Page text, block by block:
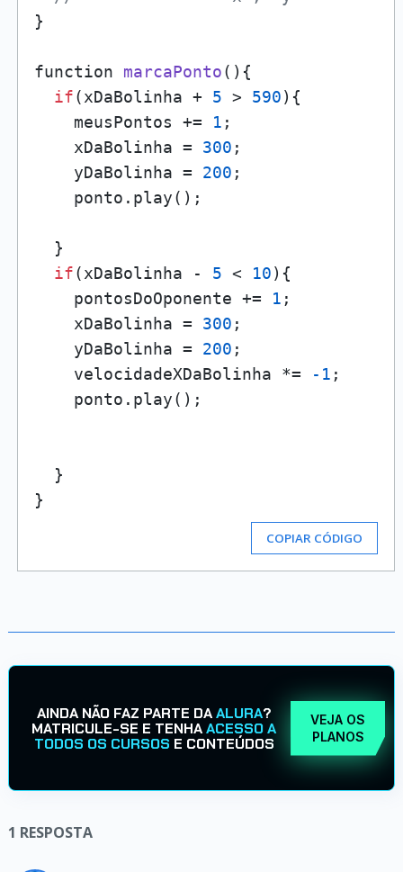
}
function marcaPonto() {
if(xDaBolinha + 5 > 590){
    meusPontos +=
1 ;
    xDaBolinha =
300 ;
    yDaBolinha =
200 ;
    ponto.play();
  }
if(xDaBolinha - 5 < 10){
    pontosDoOponente +=
1 ;
    xDaBolinha =
300 ;
    yDaBolinha =
200 ;
    velocidadeXDaBolinha *=
-1 ;
    ponto.play();
  }
COPIAR CÓDIGO
AINDA NÃO FAZ PARTE DAALURA?
MATRICULE-SE E TENHAACESSO A
TODOS OS CURSOS E CONTEÚDOS
VEJA OS
PLANOS
1 RESPOSTA